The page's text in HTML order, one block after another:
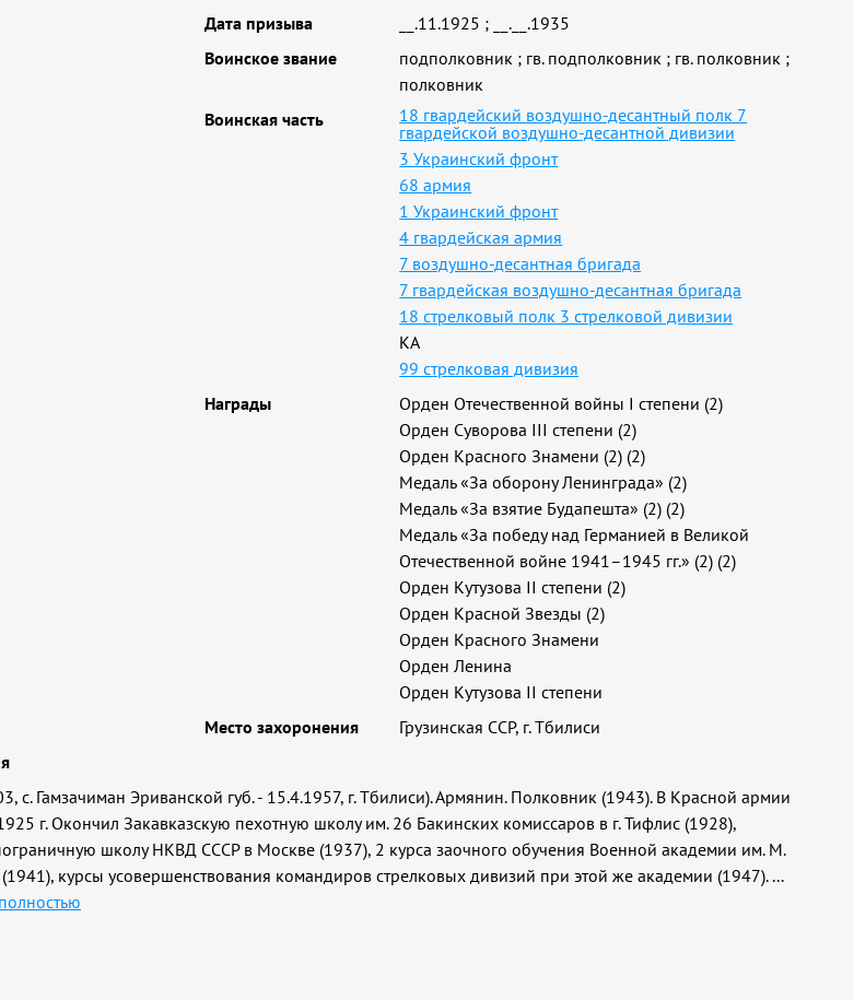
Дата призыва
__.11.1925 ;
__.__.1935
Воинское звание
подполковник ; гв. подполковник ; гв. полковник ;
полковник
Воинская часть
18 гвардейский воздушно-десантный полк 7
гвардейской воздушно-десантной дивизии
3 Украинский фронт
68 армия
1 Украинский фронт
4 гвардейская армия
7 воздушно-десантная бригада
7 гвардейская воздушно-десантная бригада
18 стрелковый полк 3 стрелковой дивизии
КА
99 стрелковая дивизия
Награды
Орден Отечественной войны I степени (2)
Орден Суворова III степени (2)
Орден Красного Знамени (2) (2)
Медаль «За оборону Ленинграда» (2)
Медаль «За взятие Будапешта» (2) (2)
Медаль «За победу над Германией в Великой
Отечественной войне 1941–1945 гг.» (2) (2)
Орден Кутузова II степени (2)
Орден Красной Звезды (2)
Орден Красного Знамени
Орден Ленина
Орден Кутузова II степени
Место захоронения
Грузинская ССР, г. Тбилиси
с. Гамзачиман Эриванской губ. - 15.4.1957, г. Тбилиси). Армянин. Полковник (1943). В Красной армии
г. Окончил Закавказскую пехотную школу им. 26 Бакинских комиссаров в г. Тифлис (1928),
школу НКВД СССР в Москве (1937), 2 курса заочного обучения Военной академии им. М.
курсы усовершенствования командиров стрелковых дивизий при этой же академии (1947). ...